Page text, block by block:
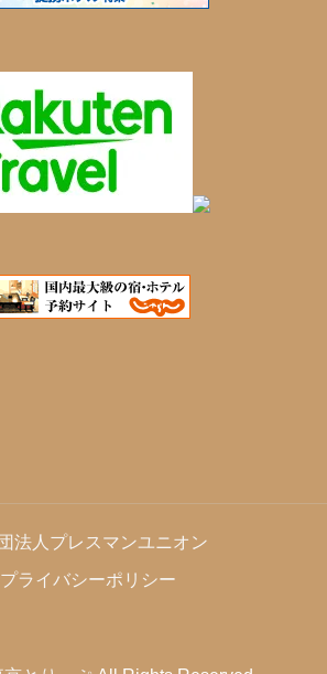
法人プレスマンユニオン
プライバシーポリシー